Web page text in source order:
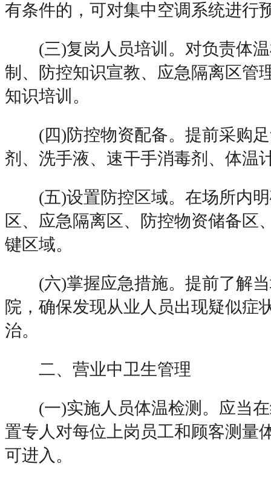
有条件的，可对集中空调系统进行
(三)复岗人员培训。对负责体温
制、防控知识宣教、应急隔离区管
知识培训。
(四)防控物资配备。提前采购足
剂、洗手液、速干手消毒剂、体温
(五)设置防控区域。在场所内明
区、应急隔离区、防控物资储备区
键区域。
(六)掌握应急措施。提前了解当
院，确保发现从业人员出现疑似症
治。
二、营业中卫生管理
(一)实施人员体温检测。应当在
置专人对每位上岗员工和顾客测量
可进入。